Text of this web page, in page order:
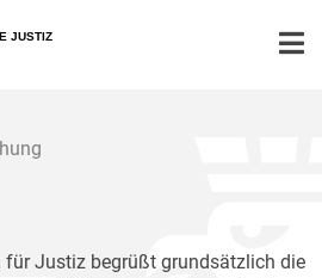
JUSTIZ
für Justiz begrüßt grundsätzlich die